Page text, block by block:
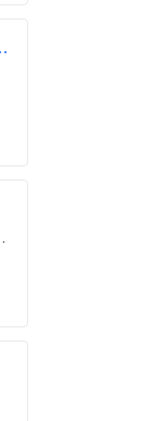
需自用或職業駕照駕照均可
有限公司 )